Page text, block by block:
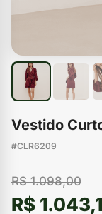
Vestido
#CLR6209
R$ 1.098,00
R$